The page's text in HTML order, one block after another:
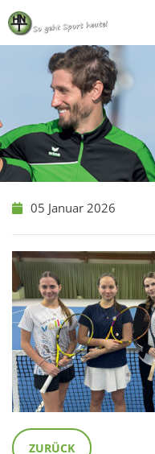
Skip
to
content
05 Januar 2026
ZURÜCK